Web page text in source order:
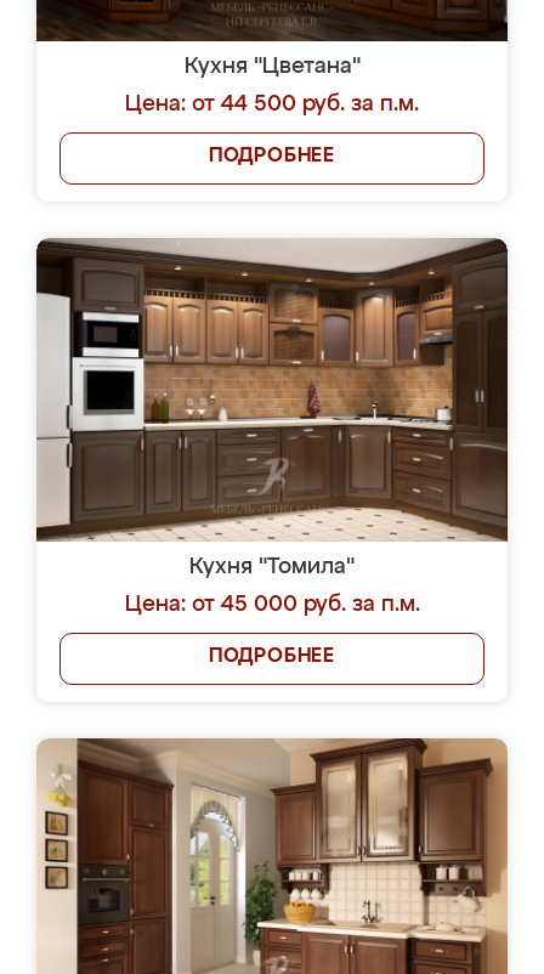
Кухня "Цветана"
Цена: от 44 500 руб. за п.м.
ПОДРОБНЕЕ
Кухня "Томила"
Цена: от 45 000 руб. за п.м.
ПОДРОБНЕЕ